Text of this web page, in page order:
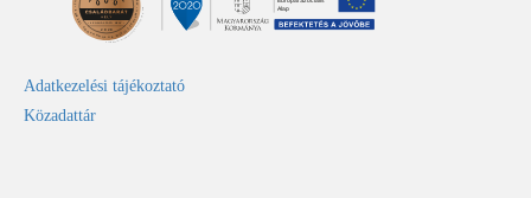
Adatkezelési tájékoztató
Közadattár